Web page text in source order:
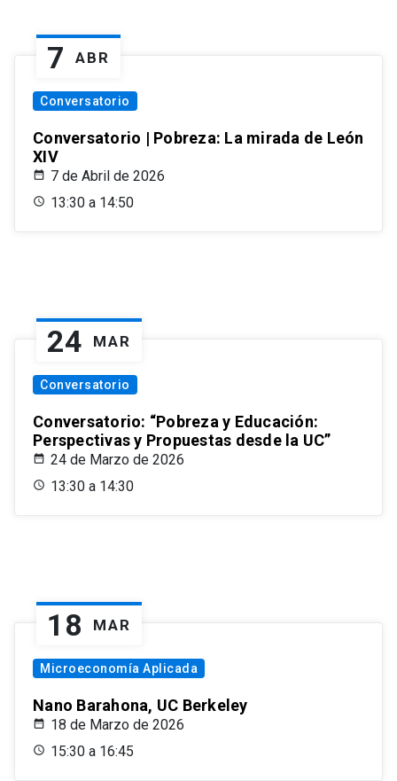
7 ABR
Conversatorio
Conversatorio | Pobreza: La mirada de León
XIV
7 de Abril de 2026
13:30 a 14:50
24 MAR
Conversatorio
Conversatorio: “Pobreza y Educación:
Perspectivas y Propuestas desde la UC”
24 de Marzo de 2026
13:30 a 14:30
18 MAR
Microeconomía Aplicada
Nano Barahona, UC Berkeley
18 de Marzo de 2026
15:30 a 16:45